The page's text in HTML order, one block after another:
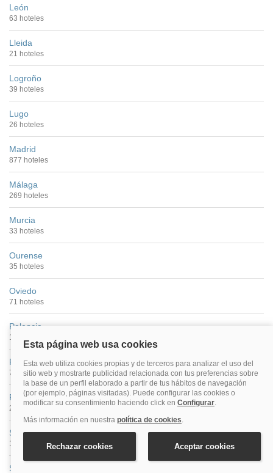
León
63 hoteles
Lleida
21 hoteles
Logroño
39 hoteles
Lugo
26 hoteles
Madrid
877 hoteles
Málaga
269 hoteles
Murcia
33 hoteles
Ourense
35 hoteles
Oviedo
71 hoteles
Palencia
13 hoteles
Pamplona
73 hoteles
Pontevedra Ciudad
22 hoteles
Salamanca
100 hoteles
San Sebastián